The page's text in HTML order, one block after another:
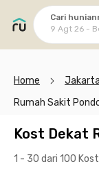
Cari
9 Agt 26 -
Home
Rumah Sakit
Kost Dekat
1 - 30 dari 100 Kost